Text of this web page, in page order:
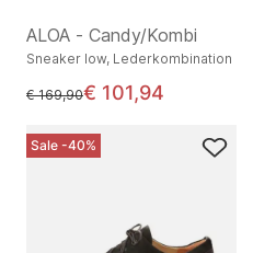
ALOA - Candy/Kombi
Sneaker low, Lederkombination
statt
€ 169,90€ 101,94
Sale -40%